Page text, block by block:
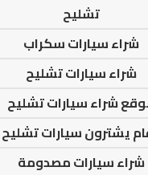
تشليح
شراء سيارات سكراب
شراء سيارات تشليح
شراء سيارات تشليح
يشترون سيارات تشليح
شراء سيارات مصدومة